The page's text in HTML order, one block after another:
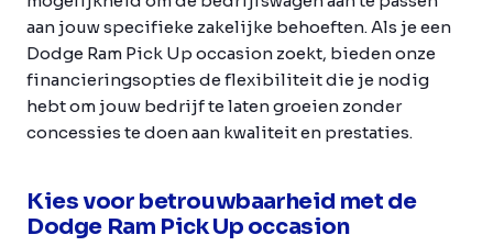
aan jouw specifieke zakelijke behoeften. Als je een
Dodge Ram Pick Up occasion zoekt, bieden onze
financieringsopties de flexibiliteit die je nodig
hebt om jouw bedrijf te laten groeien zonder
concessies te doen aan kwaliteit en prestaties.
Kies voor betrouwbaarheid met de
Dodge Ram Pick Up occasion